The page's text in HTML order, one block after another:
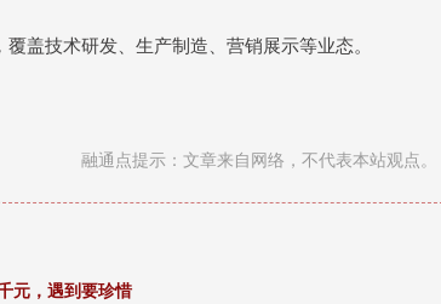
盖技术研发、生产制造、营销展示等业态。
融通点提示：文章来自网络，不代表本站观点。
元，遇到要珍惜